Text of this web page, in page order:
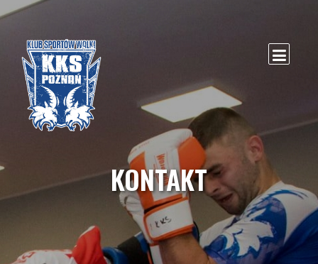
KONTAKT